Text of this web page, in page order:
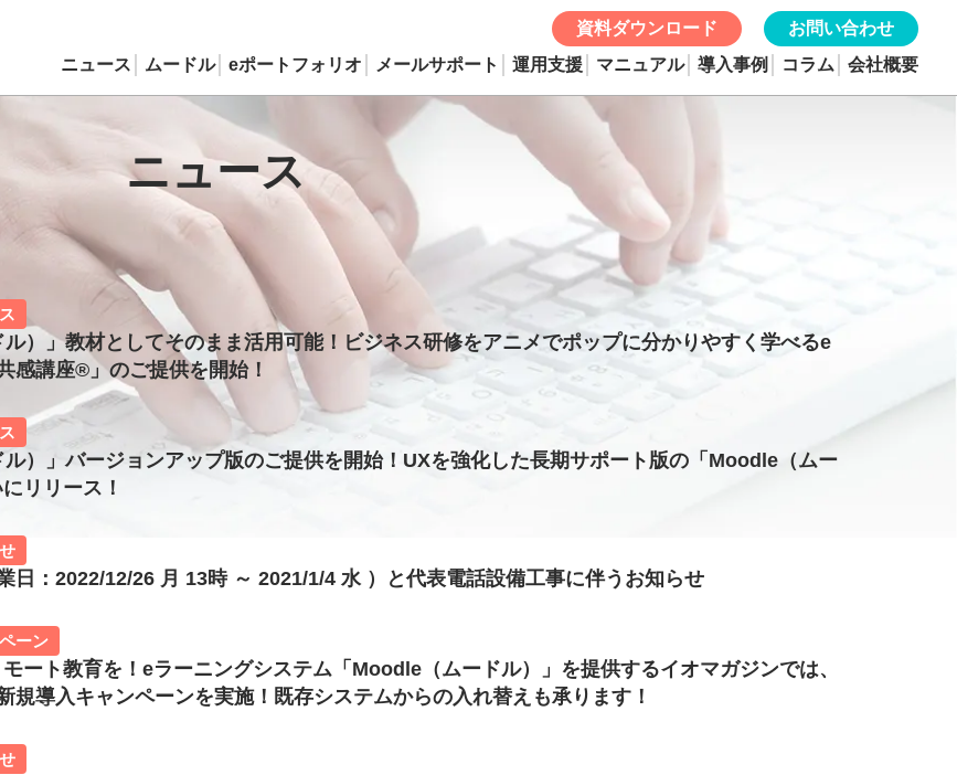
ニュース ムードル eポートフォリオ メールサポート 運用支援 マニュアル 導入事例 コラム 会社概要
資料ダウンロード お問い合わせ
ニュース
ル）」教材としてそのまま活用可能！ビジネス研修をアニメでポップに分かりやすく学べるe
感講座®」のご提供を開始！
ル）」バージョンアップ版のご提供を開始！UXを強化した長期サポート版の「Moodle（ムー
リリース！
日：2022/12/26 月 13時 ～ 2021/1/4 水 ）と代表電話設備工事に伴うお知らせ
ーン
ート教育を！eラーニングシステム「Moodle（ムードル）」を提供するイオマガジンでは、
規導入キャンペーンを実施！既存システムからの入れ替えも承ります！